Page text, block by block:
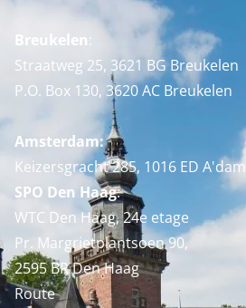
Breukelen:
Straatweg 25, 3621 BG Breukelen
P.O. Box 130, 3620 AC Breukelen
Amsterdam:
Keizersgracht 285, 1016 ED A'dam
SPO Den Haag:
WTC Den Haag, 24e etage
Pr. Margrietplantsoen 90,
2595 BR Den Haag
Route